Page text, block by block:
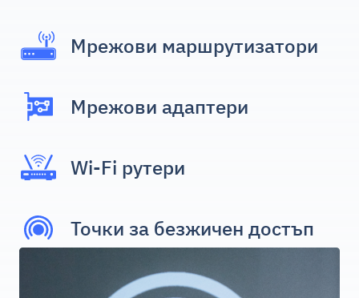
Мрежови маршрутизатори
Мрежови адаптери
Wi-Fi рутери
Точки за безжичен достъп